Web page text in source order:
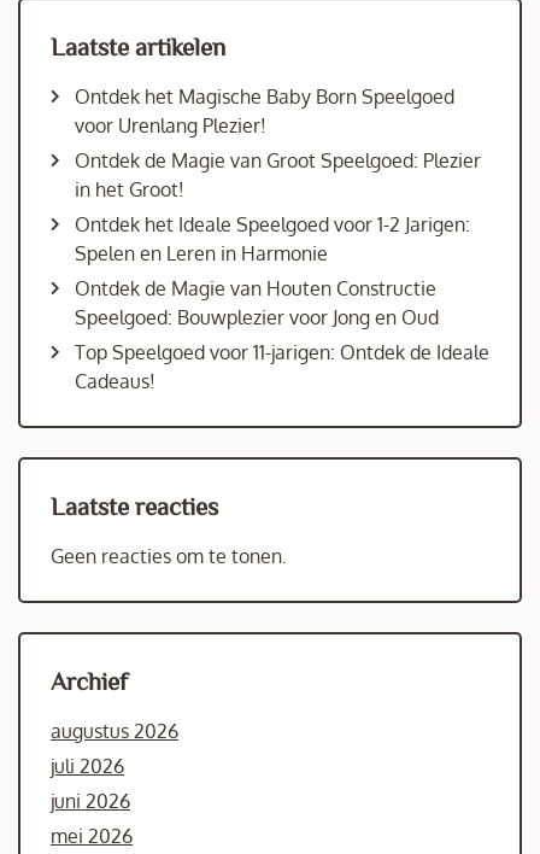
Laatste artikelen
Ontdek het Magische Baby Born Speelgoed
voor Urenlang Plezier!
Ontdek de Magie van Groot Speelgoed: Plezier
in het Groot!
Ontdek het Ideale Speelgoed voor 1-2 Jarigen:
Spelen en Leren in Harmonie
Ontdek de Magie van Houten Constructie
Speelgoed: Bouwplezier voor Jong en Oud
Top Speelgoed voor 11-jarigen: Ontdek de Ideale
Cadeaus!
Laatste reacties
Geen reacties om te tonen.
Archief
augustus 2026
juli 2026
juni 2026
mei 2026